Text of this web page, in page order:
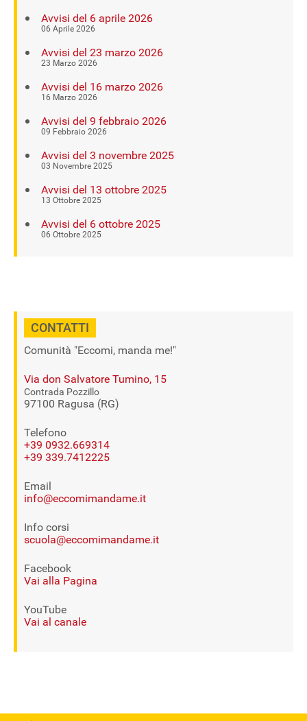
Avvisi del 6 aprile 2026
06 Aprile 2026
Avvisi del 23 marzo 2026
23 Marzo 2026
Avvisi del 16 marzo 2026
16 Marzo 2026
Avvisi del 9 febbraio 2026
09 Febbraio 2026
Avvisi del 3 novembre 2025
03 Novembre 2025
Avvisi del 13 ottobre 2025
13 Ottobre 2025
Avvisi del 6 ottobre 2025
06 Ottobre 2025
CONTATTI
Comunità "Eccomi, manda me!"
Via don Salvatore Tumino, 15
Contrada Pozzillo
97100 Ragusa (RG)
Telefono
+39 0932.669314
+39 339.7412225
Email
info@eccomimandame.it
Info corsi
scuola@eccomimandame.it
Facebook
Vai alla Pagina
YouTube
Vai al canale